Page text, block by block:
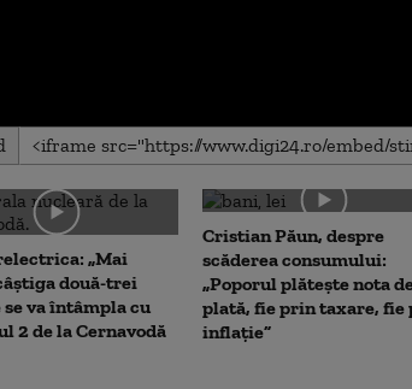
Volume
„Mai
două-trei
se va întâmpla cu
2 de la Cernavodă
Cristian Păun, despre
scăderea consumului:
„Poporul plătește nota
plată, fie prin taxare, fie
inflație”